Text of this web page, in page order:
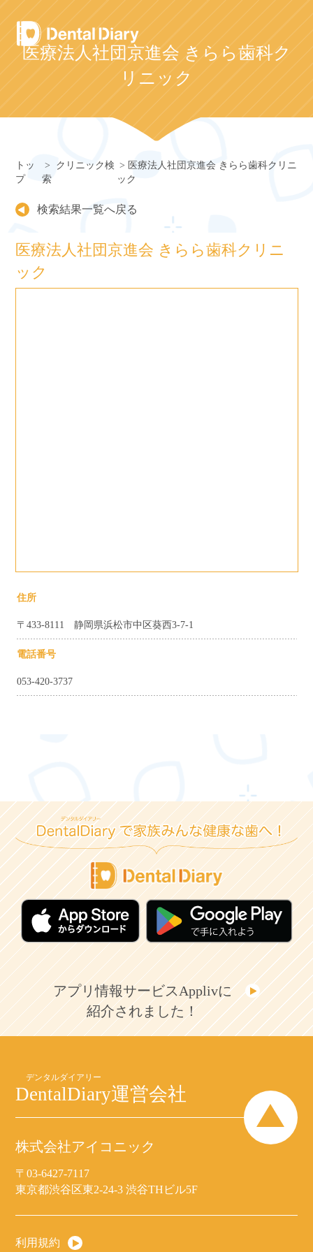
Skip
to
content医療法人社団京進会 きらら歯科ク
リニック
トッ
プ
クリニック検
索
医療法人社団京進会 きらら歯科クリニ
ック
検索結果一覧へ戻る
医療法人社団京進会 きらら歯科クリニ
ック
住所
〒433-8111 静岡県浜松市中区葵西3-7-1
電話番号
053-420-3737
アプリ情報サービスApplivに
紹介されました！
DentalDiary運営会社
株式会社アイコニック
〒03-6427-7117
東京都渋谷区東2-24-3 渋谷THビル5F
利用規約